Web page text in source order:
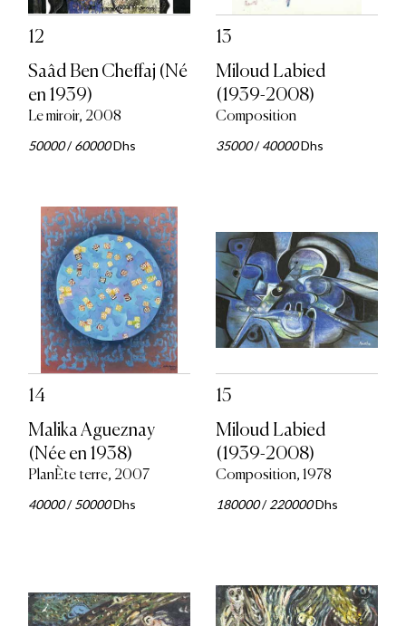
12
Saâd Ben Cheffaj (Né
en 1939)
Le miroir, 2008
50000/60000Dhs
13
Miloud Labied
(1939-2008)
Composition
35000/40000Dhs
14
Malika Agueznay
(Née en 1938)
PlanÈte terre, 2007
40000/50000Dhs
15
Miloud Labied
(1939-2008)
Composition, 1978
180000/220000Dhs